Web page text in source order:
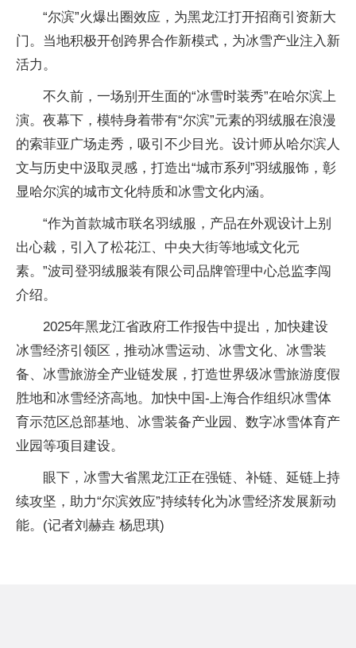
“尔滨”火爆出圈效应，为黑龙江打开招商引资新大
门。当地积极开创跨界合作新模式，为冰雪产业注入新
活力。
不久前，一场别开生面的“冰雪时装秀”在哈尔滨上
演。夜幕下，模特身着带有“尔滨”元素的羽绒服在浪漫
的索菲亚广场走秀，吸引不少目光。设计师从哈尔滨人
文与历史中汲取灵感，打造出“城市系列”羽绒服饰，彰
显哈尔滨的城市文化特质和冰雪文化内涵。
“作为首款城市联名羽绒服，产品在外观设计上别
出心裁，引入了松花江、中央大街等地域文化元
素。”波司登羽绒服装有限公司品牌管理中心总监李闯
介绍。
2025年黑龙江省政府工作报告中提出，加快建设
冰雪经济引领区，推动冰雪运动、冰雪文化、冰雪装
备、冰雪旅游全产业链发展，打造世界级冰雪旅游度假
胜地和冰雪经济高地。加快中国-上海合作组织冰雪体
育示范区总部基地、冰雪装备产业园、数字冰雪体育产
业园等项目建设。
眼下，冰雪大省黑龙江正在强链、补链、延链上持
续攻坚，助力“尔滨效应”持续转化为冰雪经济发展新动
能。(记者刘赫垚 杨思琪)